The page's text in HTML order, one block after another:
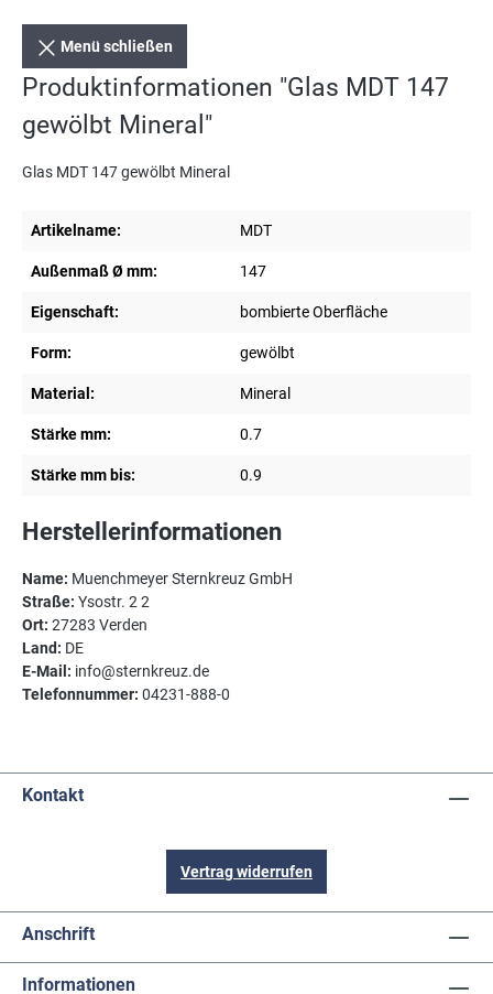
Menü schließen
Produktinformationen "Glas MDT 147
gewölbt Mineral"
Glas MDT 147 gewölbt Mineral
Artikelname: MDT
Außenmaß Ø mm: 147
Eigenschaft: bombierte Oberfläche
Form: gewölbt
Material: Mineral
Stärke mm: 0.7
Stärke mm bis: 0.9
Herstellerinformationen
Name: Muenchmeyer Sternkreuz GmbH
Straße: Ysostr. 2 2
Ort: 27283 Verden
Land: DE
E-Mail: info@sternkreuz.de
Telefonnummer: 04231-888-0
Kontakt
Vertrag widerrufen
Anschrift
Informationen